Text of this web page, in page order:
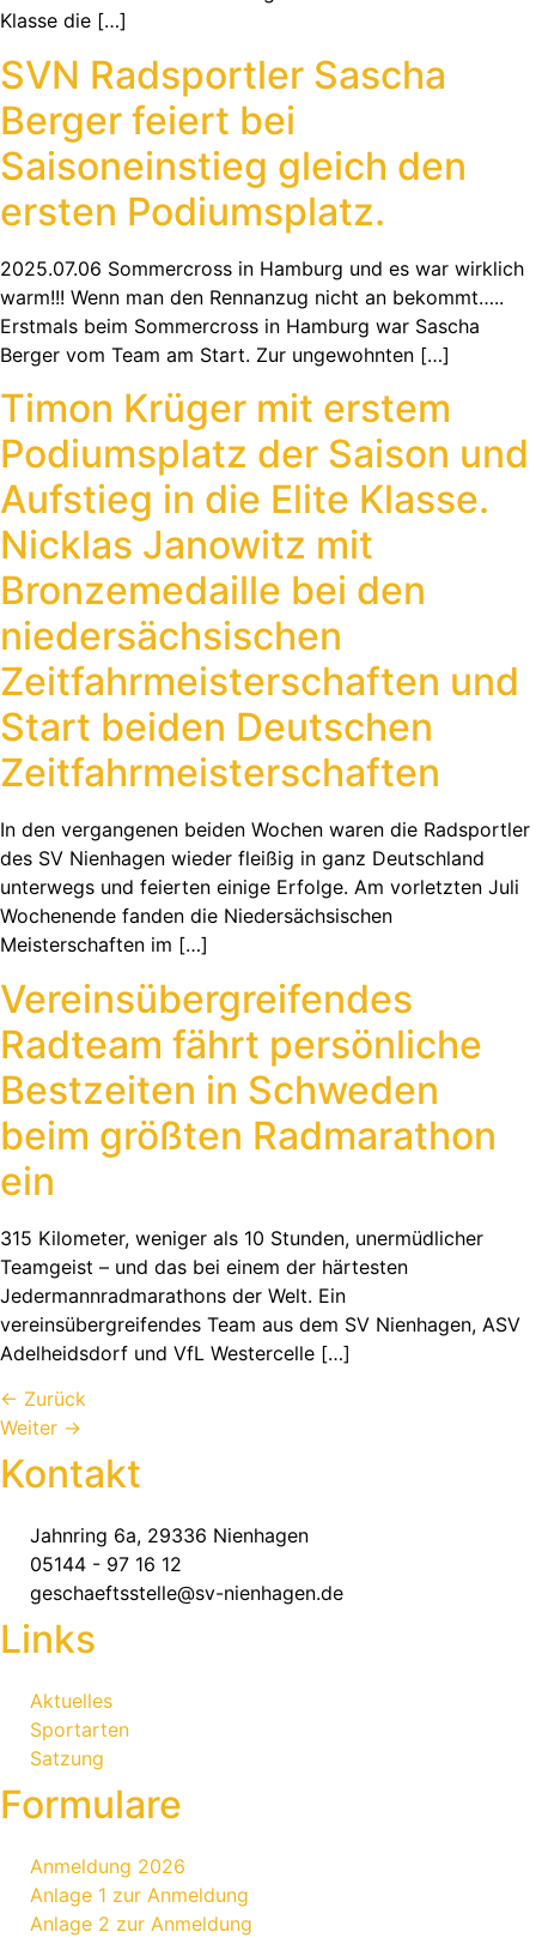
Klasse die […]
SVN Radsportler Sascha
Berger feiert bei
Saisoneinstieg gleich den
ersten Podiumsplatz.
2025.07.06 Sommercross in Hamburg und es war wirklich
warm!!! Wenn man den Rennanzug nicht an bekommt…..
Erstmals beim Sommercross in Hamburg war Sascha
Berger vom Team am Start. Zur ungewohnten […]
Timon Krüger mit erstem
Podiumsplatz der Saison und
Aufstieg in die Elite Klasse.
Nicklas Janowitz mit
Bronzemedaille bei den
niedersächsischen
Zeitfahrmeisterschaften und
Start beiden Deutschen
Zeitfahrmeisterschaften
In den vergangenen beiden Wochen waren die Radsportler
des SV Nienhagen wieder fleißig in ganz Deutschland
unterwegs und feierten einige Erfolge. Am vorletzten Juli
Wochenende fanden die Niedersächsischen
Meisterschaften im […]
Vereinsübergreifendes
Radteam fährt persönliche
Bestzeiten in Schweden
beim größten Radmarathon
ein
315 Kilometer, weniger als 10 Stunden, unermüdlicher
Teamgeist – und das bei einem der härtesten
Jedermannradmarathons der Welt. Ein
vereinsübergreifendes Team aus dem SV Nienhagen, ASV
Adelheidsdorf und VfL Westercelle […]
← Zurück
Weiter →
Kontakt
Jahnring 6a, 29336 Nienhagen
05144 - 97 16 12
geschaeftsstelle@sv-nienhagen.de
Links
Aktuelles
Sportarten
Satzung
Formulare
Anmeldung 2026
Anlage 1 zur Anmeldung
Anlage 2 zur Anmeldung